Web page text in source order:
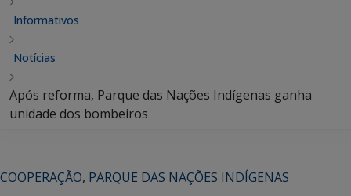
Informativos
Notícias
Após reforma, Parque das Nações Indígenas ganha
unidade dos bombeiros
COOPERAÇÃO, PARQUE DAS NAÇÕES INDÍGENAS